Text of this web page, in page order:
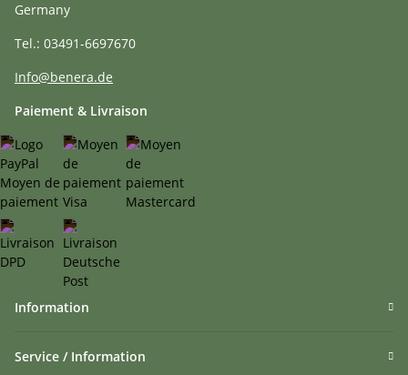
Germany
Tel.: 03491-6697670
Info@benera.de
Paiement & Livraison
Information
Service / Information